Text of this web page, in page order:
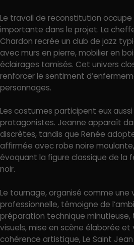
Le travail de reconstitution
importante dans le projet. La
Chardon recrée un club de jazz
avec murs en pierre, mobilier en
éclairages tamisés. Cet univers
renforcer le sentiment
personnages.
Les costumes participent eux
protagonistes. Jeanne apparaît
discrètes, tandis que Renée
affirmée avec robe noire
évoquant la figure classique de la
noir.
Le tournage, organisé comme
professionnelle, témoigne de
préparation technique minutieuse,
visuels, mise en scène élaborée
cohérence artistique, Le Saint